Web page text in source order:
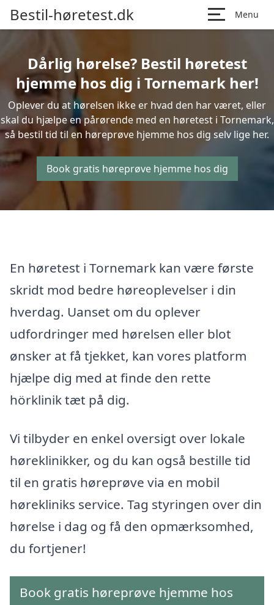
Bestil-høretest.dk Menu
Dårlig hørelse? Bestil høretest
hjemme hos dig i Tornemark her!
Oplever du at hørelsen ikke er hvad den har været, eller
skal du hjælpe en pårørende med en høretest i Tornemark,
så bestil tid til en høreprøve hjemme hos dig selv lige her.
Book gratis høreprøve hjemme hos dig
En høretest i Tornemark kan være første
skridt mod bedre høreoplevelser i din
hverdag. Uanset om du oplever
udfordringer med hørelsen eller blot
ønsker at få tjekket, kan vores platform
hjælpe dig med at finde den rette
hörklinik tæt på dig.
Vi tilbyder en enkel oversigt over lokale
høreklinikker, og du kan også bestille tid
til en gratis høreprøve via en mobil
hørekliniks service. Tag styringen over din
hørelse i dag og få den opmærksomhed,
du fortjener!
Book gratis høreprøve hjemme hos